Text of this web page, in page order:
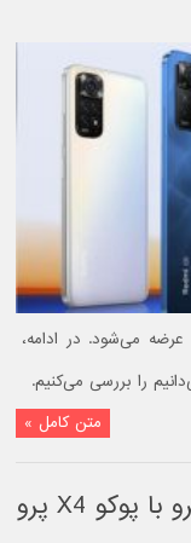
دو مدل عرضه می‌شود. در ادامه،
را بررسی می‌کنیم.
متن کامل »
مقایسه شیائومی ردمی نوت ۱۱ پرو با پوکو X4 پرو